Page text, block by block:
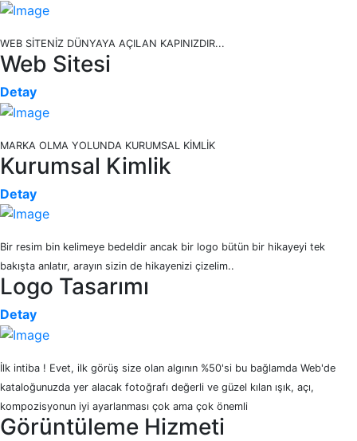
WEB SİTENİZ DÜNYAYA AÇILAN KAPINIZDIR...
Web Sitesi
Detay
MARKA OLMA YOLUNDA KURUMSAL KİMLİK
Kurumsal Kimlik
Detay
Bir resim bin kelimeye bedeldir ancak bir logo bütün bir hikayeyi tek
bakışta anlatır, arayın sizin de hikayenizi çizelim..
Logo Tasarımı
Detay
İlk intiba ! Evet, ilk görüş size olan algının %50'si bu bağlamda Web'de
kataloğunuzda yer alacak fotoğrafı değerli ve güzel kılan ışık, açı,
kompozisyonun iyi ayarlanması çok ama çok önemli
Görüntüleme Hizmeti